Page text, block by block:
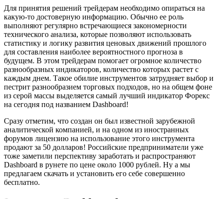
Для принятия решений трейдерам необходимо опираться на
какую-то достоверную информацию. Обычно ее роль
выполняют регулярно встречающиеся закономерности
технического анализа, которые позволяют использовать
статистику и логику развития ценовых движений прошлого
для составления наиболее вероятностного прогноза в
будущем. В этом трейдерам помогает огромное количество
разнообразных индикаторов, количество которых растет с
каждым днем. Такое обилие инструментов затрудняет выбор и
пестрит разнообразием торговых подходов, но на общем фоне
из серой массы выделяется самый лучший индикатор Форекс
на сегодня под названием Dashboard!
Сразу отметим, что создан он был известной зарубежной
аналитической компанией, и на одном из иностранных
форумов лицензию на использование этого инструмента
продают за 50 долларов! Российские предприниматели уже
тоже заметили перспективу заработать и распространяют
Dashboard в рунете по цене около 1000 рублей. Ну а мы
предлагаем скачать и установить его себе совершенно
бесплатно.